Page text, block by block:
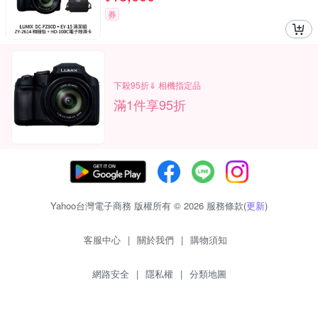
券
下殺95折⇓ 相機指定品
滿1件享95折
Yahoo台灣電子商務 版權所有 © 2026 服務條款(更新)
客服中心 | 關於我們 | 購物須知
網路安全 | 隱私權 | 分類地圖